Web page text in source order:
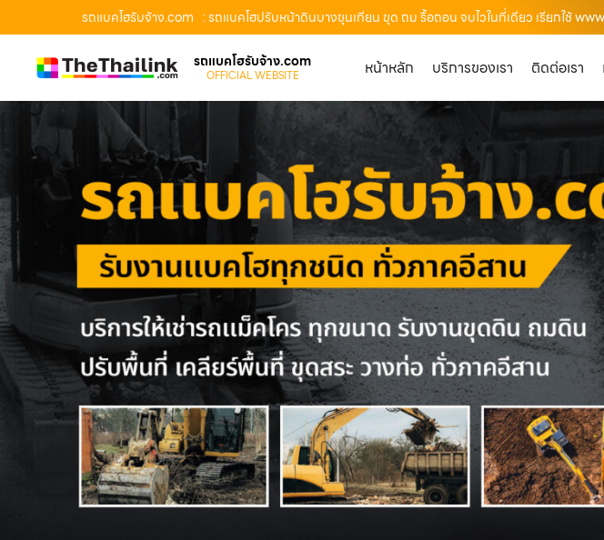
รถแบคโฮรับจ้าง.com : รถแบคโฮปรับหน้าดินบางขุนเทียน ขุด ถม รื้อถอน จบไวในที่เดียว เรียกใช้
รถแบคโฮรับจ้าง.com
OFFICIAL WEBSITE หน้าหลัก บริการของเรา ติดต่อเรา